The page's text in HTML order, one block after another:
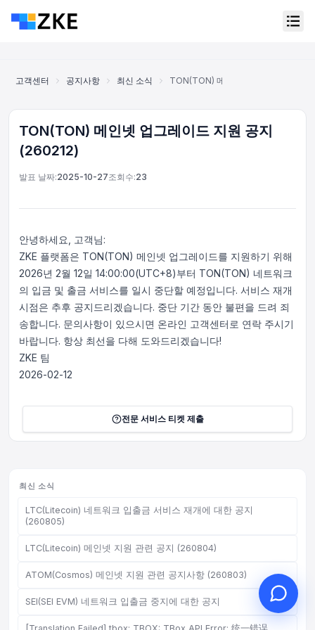
고객센터 공지사항 최신 소식 TON(TON) 메인넷 업그레이드 지원
TON(TON) 메인넷 업그레이드 지원 공지
(260212)
발표 날짜:2025-10-27조회수:23
안녕하세요, 고객님:
ZKE 플랫폼은 TON(TON) 메인넷 업그레이드를 지원하기 위해
2026년 2월 12일 14:00:00(UTC+8)부터 TON(TON) 네트워크
의 입금 및 출금 서비스를 일시 중단할 예정입니다. 서비스 재개
시점은 추후 공지드리겠습니다. 중단 기간 동안 불편을 드려 죄
송합니다. 문의사항이 있으시면 온라인 고객센터로 연락 주시기
바랍니다. 항상 최선을 다해 도와드리겠습니다!
ZKE 팀
2026-02-12
전문 서비스 티켓 제출
최신 소식
LTC(Litecoin) 네트워크 입출금 서비스 재개에 대한 공지
(260805)
LTC(Litecoin) 메인넷 지원 관련 공지 (260804)
ATOM(Cosmos) 메인넷 지원 관련 공지사항 (260803)
SEI(SEI EVM) 네트워크 입출금 중지에 대한 공지
온라인 고객 서비스
요?
온라인 고객 서비스가 도와드립니다